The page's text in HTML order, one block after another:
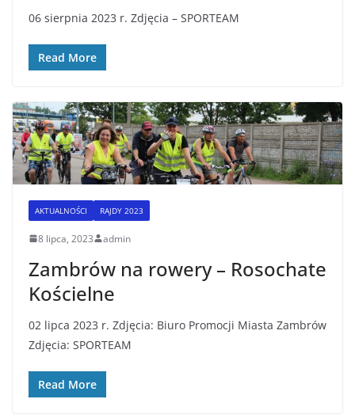
06 sierpnia 2023 r. Zdjęcia – SPORTEAM
Read More
AKTUALNOŚCI RAJDY 2023
8 lipca, 2023 admin
Zambrów na rowery – Rosochate
Kościelne
02 lipca 2023 r. Zdjęcia: Biuro Promocji Miasta Zambrów
Zdjęcia: SPORTEAM
Read More